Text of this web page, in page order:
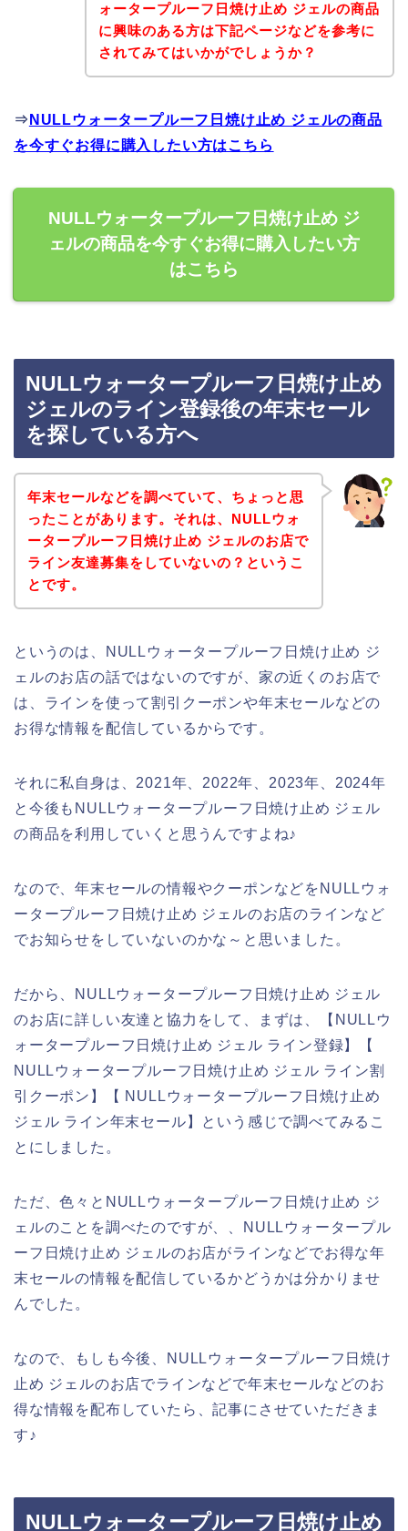
ォータープルーフ日焼け止め ジェルの商品
に興味のある方は下記ページなどを参考に
されてみてはいかがでしょうか？
⇒ NULLウォータープルーフ日焼け止め ジェルの商品
を今すぐお得に購入したい方はこちら
NULLウォータープルーフ日焼け止め ジ
ェルの商品を今すぐお得に購入したい方
はこちら
NULLウォータープルーフ日焼け止め
ジェルのライン登録後の年末セール
を探している方へ
年末セールなどを調べていて、ちょっと思
ったことがあります。それは、NULLウォ
ータープルーフ日焼け止め ジェルのお店で
ライン友達募集をしていないの？というこ
とです。
というのは、NULLウォータープルーフ日焼け止め ジ
ェルのお店の話ではないのですが、家の近くのお店で
は、ラインを使って割引クーポンや年末セールなどの
お得な情報を配信しているからです。
それに私自身は、2021年、2022年、2023年、2024年
と今後もNULLウォータープルーフ日焼け止め ジェル
の商品を利用していくと思うんですよね♪
なので、年末セールの情報やクーポンなどをNULLウォ
ータープルーフ日焼け止め ジェルのお店のラインなど
でお知らせをしていないのかな～と思いました。
だから、NULLウォータープルーフ日焼け止め ジェル
のお店に詳しい友達と協力をして、まずは、【NULLウ
ォータープルーフ日焼け止め ジェル ライン登録】【
NULLウォータープルーフ日焼け止め ジェル ライン割
引クーポン】【 NULLウォータープルーフ日焼け止め
ジェル ライン年末セール】という感じで調べてみるこ
とにしました。
ただ、色々とNULLウォータープルーフ日焼け止め ジ
ェルのことを調べたのですが、、NULLウォータープル
ーフ日焼け止め ジェルのお店がラインなどでお得な年
末セールの情報を配信しているかどうかは分かりませ
んでした。
なので、もしも今後、NULLウォータープルーフ日焼け
止め ジェルのお店でラインなどで年末セールなどのお
得な情報を配布していたら、記事にさせていただきま
す♪
NULLウォータープルーフ日焼け止め